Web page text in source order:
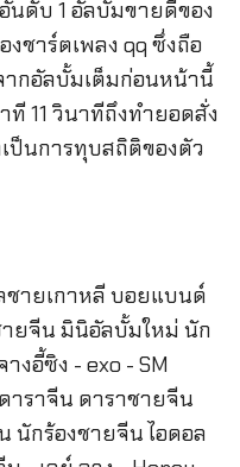
ดับ 1 อัลบั้มขายดีของ
ชาร์ตเพลง qq ซึ่งถือ
ากอัลบั้มเต็มก่อนหน้านี้
าที 11 วินาทีถึงทำยอดสั่ง
ป็นการทุบสถิติของตัว